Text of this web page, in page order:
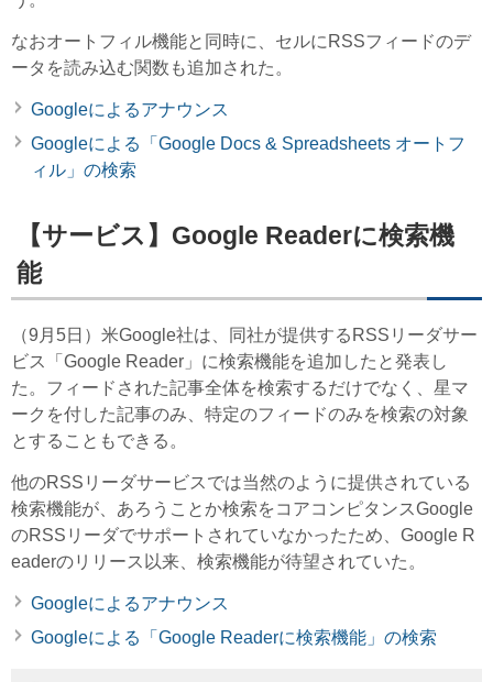
なおオートフィル機能と同時に、セルにRSSフィードのデ
ータを読み込む関数も追加された。
Googleによるアナウンス
Googleによる「Google Docs & Spreadsheets オートフ
ィル」の検索
【サービス】Google Readerに検索機
能
（9月5日）米Google社は、同社が提供するRSSリーダサー
ビス「Google Reader」に検索機能を追加したと発表し
た。フィードされた記事全体を検索するだけでなく、星マ
ークを付した記事のみ、特定のフィードのみを検索の対象
とすることもできる。
他のRSSリーダサービスでは当然のように提供されている
検索機能が、あろうことか検索をコアコンピタンスGoogle
のRSSリーダでサポートされていなかったため、Google R
eaderのリリース以来、検索機能が待望されていた。
Googleによるアナウンス
Googleによる「Google Readerに検索機能」の検索